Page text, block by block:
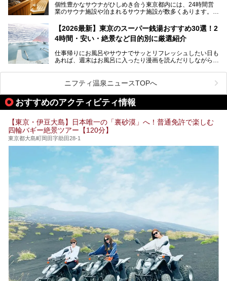
個性豊かなサウナがひしめき合う東京都内には、24時間営
業のサウナ施設や泊まれるサウナ施設が数多くあります。
を旅の目的とする「サ旅」や自分へのご褒美のための宿泊な
ど、自分の好きなタイミングで好きなだけサ活ができるのが
魅力です。
最近では、男性専用施設だけでなく、カップルや女性に嬉し
い個室サウナも増えてきました。
ら、特におすすめしたい施設14選をご紹介します。
してみてください。
【2026最新】東京のスーパー銭湯おすすめ30選！2
4時間・安い・絶景など目的別に厳選紹介
仕事帰りにお風呂やサウナでサッとリフレッシュしたい日も
あれば、週末はお風呂に入ったり漫画を読んだりしながら一
また、終電を逃してしまい、「このまま朝までゆっくりでき
る場所があれば」と探した経験がある人も多いのではないで
しょうか。
そこで本記事では、東京でおすすめのスーパー銭湯を、目的
24時間営業で宿泊できる施設や、1,000円以下で楽しめる安
い施設、デートや休日レジャーにもぴったりなエンタメ要素
が充実した施設など、利用のシーンに合わせて参考にしてく
ださい。
ニフティ温泉ニュースTOPへ
おすすめのアクティビティ情報
【東京・伊豆大島】日本唯一の「裏砂漠」へ！普通免許で楽しむ
四輪バギー絶景ツアー【120分】
東京都大島町岡田字助田28-1